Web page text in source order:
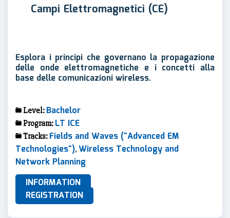
Campi Elettromagnetici (CE)
Esplora i principi che governano la propagazione
delle onde elettromagnetiche e i concetti alla
base delle comunicazioni wireless.
Level: Bachelor
Program: LT ICE
Tracks: Fields and Waves ("Advanced EM
Technologies"), Wireless Technology and
Network Planning
INFORMATION
REGISTRATION